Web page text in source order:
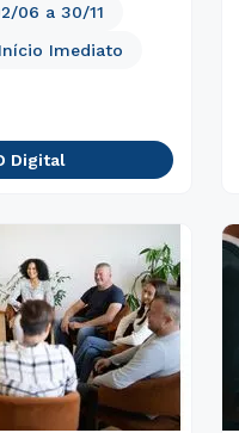
Início Imediato
06 a 30/11
Digital